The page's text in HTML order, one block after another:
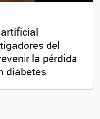
del
la pérdida
diabetes